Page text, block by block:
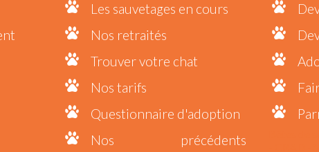
Les sauvetages en cours
Nos retraités
Trouver votre chat
Nos tarifs
Questionnaire d'adoption
Nos précédents